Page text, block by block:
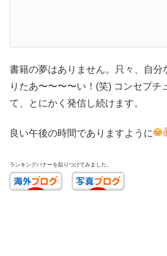
書籍の夢はありません。只々、自分
りたあ〜〜〜〜い！(笑) コンセプチ
て、とにかく発信し続けます。
良い午後の時間でありますように
ランキングバナーを貼りつけてみました。